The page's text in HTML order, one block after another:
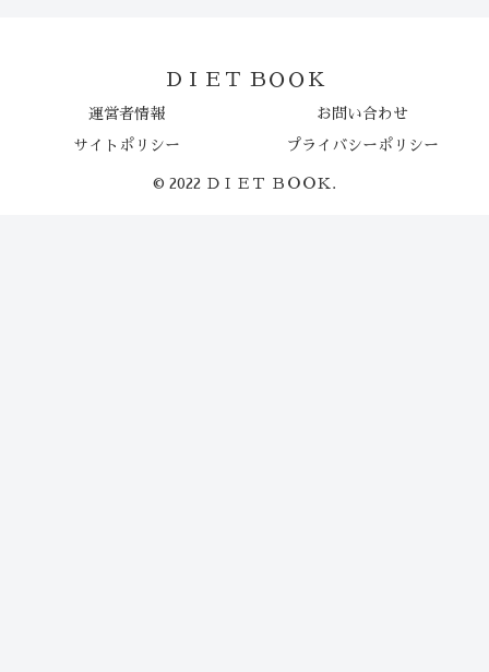
ＤＩＥＴ ＢＯＯＫ
運営者情報 お問い合わせ
サイトポリシー プライバシーポリシー
© 2022 ＤＩＥＴ ＢＯＯＫ.